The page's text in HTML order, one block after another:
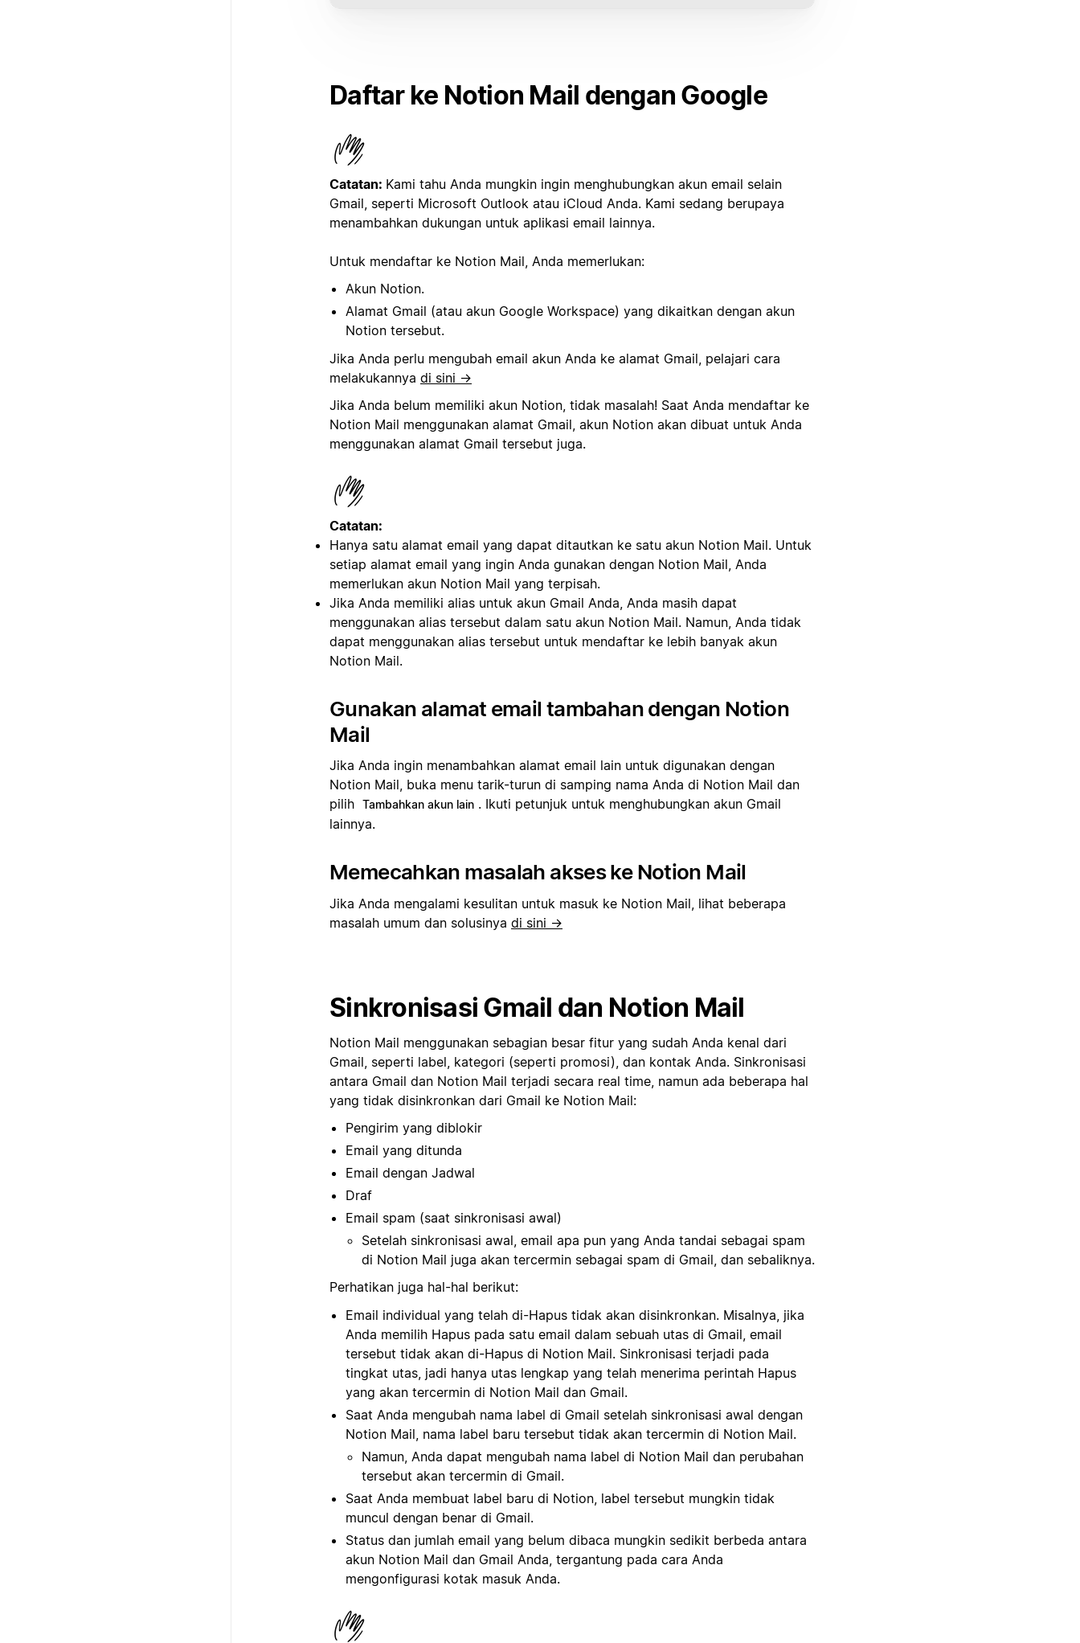
Daftar ke Notion Mail dengan Google
Catatan: Kami tahu Anda mungkin ingin menghubungkan akun email selain
Gmail, seperti Microsoft Outlook atau iCloud Anda. Kami sedang berupaya
menambahkan dukungan untuk aplikasi email lainnya.
Untuk mendaftar ke Notion Mail, Anda memerlukan:
Akun Notion.
Alamat Gmail (atau akun Google Workspace) yang dikaitkan dengan akun
Notion tersebut.
Jika Anda perlu mengubah email akun Anda ke alamat Gmail, pelajari cara
melakukannya di sini →
Jika Anda belum memiliki akun Notion, tidak masalah! Saat Anda mendaftar ke
Notion Mail menggunakan alamat Gmail, akun Notion akan dibuat untuk Anda
menggunakan alamat Gmail tersebut juga.
Catatan:
Hanya satu alamat email yang dapat ditautkan ke satu akun Notion Mail. Untuk
setiap alamat email yang ingin Anda gunakan dengan Notion Mail, Anda
memerlukan akun Notion Mail yang terpisah.
Jika Anda memiliki alias untuk akun Gmail Anda, Anda masih dapat
menggunakan alias tersebut dalam satu akun Notion Mail. Namun, Anda tidak
dapat menggunakan alias tersebut untuk mendaftar ke lebih banyak akun
Notion Mail.
Gunakan alamat email tambahan dengan Notion
Mail
Jika Anda ingin menambahkan alamat email lain untuk digunakan dengan
Notion Mail, buka menu tarik-turun di samping nama Anda di Notion Mail dan
pilih Tambahkan akun lain . Ikuti petunjuk untuk menghubungkan akun Gmail
lainnya.
Memecahkan masalah akses ke Notion Mail
Jika Anda mengalami kesulitan untuk masuk ke Notion Mail, lihat beberapa
masalah umum dan solusinya di sini →
Sinkronisasi Gmail dan Notion Mail
Notion Mail menggunakan sebagian besar fitur yang sudah Anda kenal dari
Gmail, seperti label, kategori (seperti promosi), dan kontak Anda. Sinkronisasi
antara Gmail dan Notion Mail terjadi secara real time, namun ada beberapa hal
yang tidak disinkronkan dari Gmail ke Notion Mail:
Pengirim yang diblokir
Email yang ditunda
Email dengan Jadwal
Draf
Email spam (saat sinkronisasi awal)
Setelah sinkronisasi awal, email apa pun yang Anda tandai sebagai spam
di Notion Mail juga akan tercermin sebagai spam di Gmail, dan sebaliknya.
Perhatikan juga hal-hal berikut:
Email individual yang telah di-Hapus tidak akan disinkronkan. Misalnya, jika
Anda memilih Hapus pada satu email dalam sebuah utas di Gmail, email
tersebut tidak akan di-Hapus di Notion Mail. Sinkronisasi terjadi pada
tingkat utas, jadi hanya utas lengkap yang telah menerima perintah Hapus
yang akan tercermin di Notion Mail dan Gmail.
Saat Anda mengubah nama label di Gmail setelah sinkronisasi awal dengan
Notion Mail, nama label baru tersebut tidak akan tercermin di Notion Mail.
Namun, Anda dapat mengubah nama label di Notion Mail dan perubahan
tersebut akan tercermin di Gmail.
Saat Anda membuat label baru di Notion, label tersebut mungkin tidak
muncul dengan benar di Gmail.
Status dan jumlah email yang belum dibaca mungkin sedikit berbeda antara
akun Notion Mail dan Gmail Anda, tergantung pada cara Anda
mengonfigurasi kotak masuk Anda.